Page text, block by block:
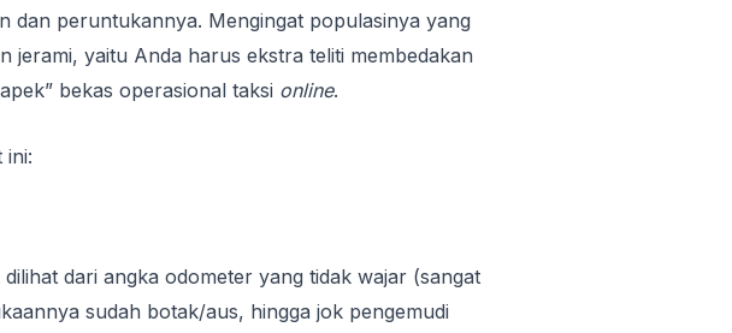
dan peruntukannya. Mengingat populasinya yang
jerami, yaitu Anda harus ekstra teliti membedakan
bekas operasional taksi online.
ini:
dari angka odometer yang tidak wajar (sangat
sudah botak/aus, hingga jok pengemudi